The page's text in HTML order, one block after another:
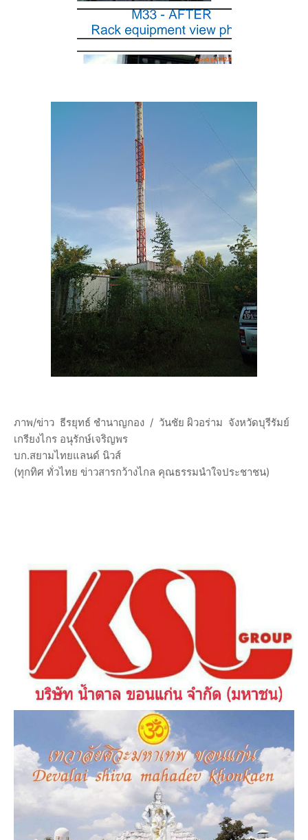
ภาพ/ข่าว ธีรยุทธ์ ชำนาญกอง / วันชัย ผิวอร่าม จังหวัดบุรีรัมย์
เกรียงไกร อนุรักษ์เจริญพร
บก.สยามไทยแลนด์ นิวส์
(ทุกทิศ ทั่วไทย ข่าวสารกว้างไกล คุณธรรมนำใจประชาชน)